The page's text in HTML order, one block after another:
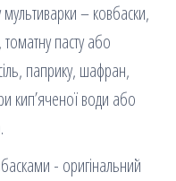
мультиварки – ковбаски,
пасту або
паприку, шафран,
кип’яченої води або